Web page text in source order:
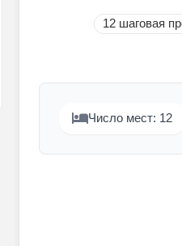
12 шаговая
Число мест: 12